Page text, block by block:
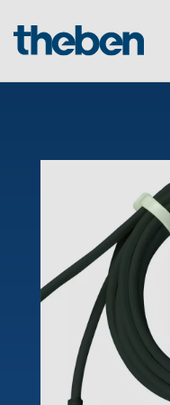
Energy
KNX
Smart Home
DALI
OEM-Lösungen
OEM-
Lösungen
Zeit- und
DALI-2
Downloads
Unternehmen